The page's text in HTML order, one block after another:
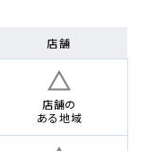
店舗
店舗の
ある地域